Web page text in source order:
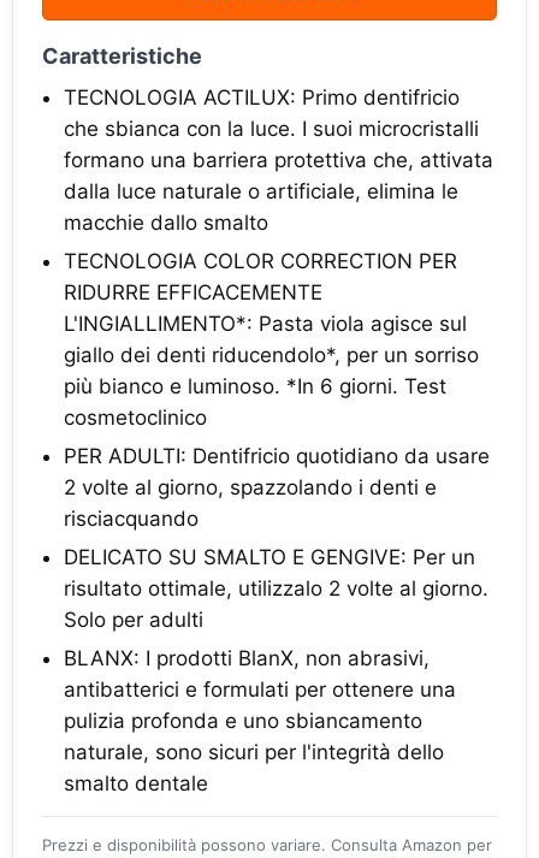
Caratteristiche
TECNOLOGIA ACTILUX: Primo dentifricio
che sbianca con la luce. I suoi microcristalli
formano una barriera protettiva che, attivata
dalla luce naturale o artificiale, elimina le
macchie dallo smalto
TECNOLOGIA COLOR CORRECTION PER
RIDURRE EFFICACEMENTE
L'INGIALLIMENTO*: Pasta viola agisce sul
giallo dei denti riducendolo*, per un sorriso
più bianco e luminoso. *In 6 giorni. Test
cosmetoclinico
PER ADULTI: Dentifricio quotidiano da usare
2 volte al giorno, spazzolando i denti e
risciacquando
DELICATO SU SMALTO E GENGIVE: Per un
risultato ottimale, utilizzalo 2 volte al giorno.
Solo per adulti
BLANX: I prodotti BlanX, non abrasivi,
antibatterici e formulati per ottenere una
pulizia profonda e uno sbiancamento
naturale, sono sicuri per l'integrità dello
smalto dentale
Prezzi e disponibilità possono variare. Consulta Amazon per